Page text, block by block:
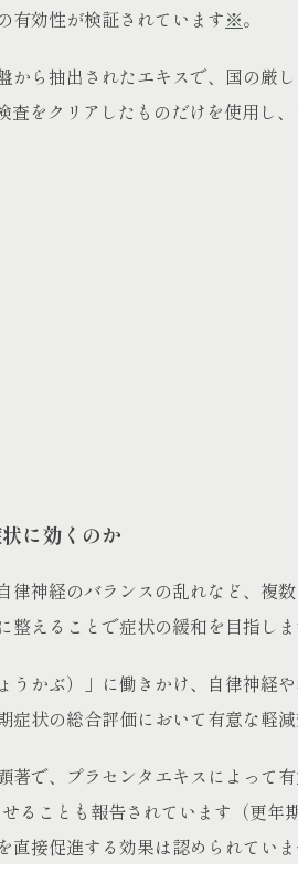
有効性が検証されています※。
から抽出されたエキスで、国の
をクリアしたものだけを使用し
に効くのか
神経のバランスの乱れなど、
えることで症状の緩和を目指しま
かぶ）」に働きかけ、自律神
状の総合評価において有意な軽
で、プラセンタエキスによっ
ることも報告されています（更
接促進する効果は認められていま